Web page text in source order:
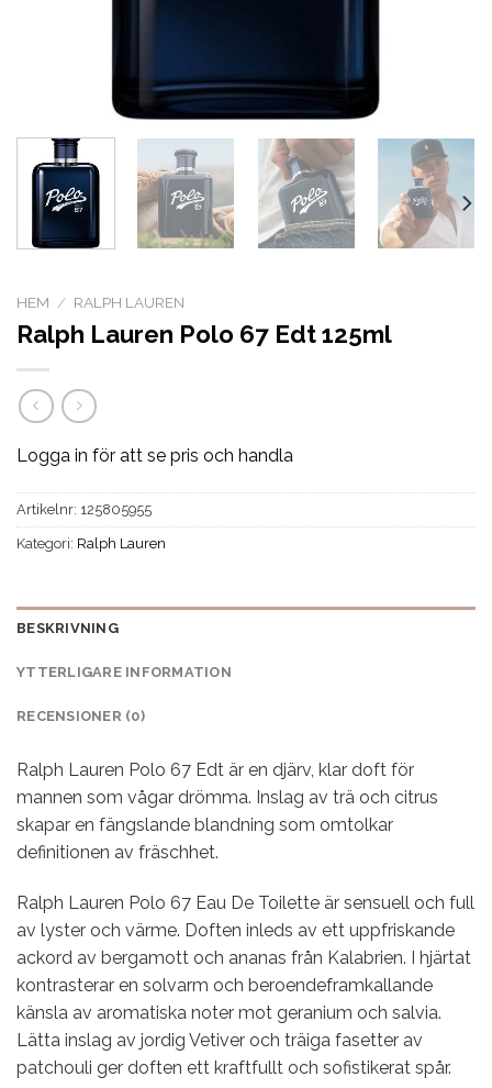
HEM / RALPH LAUREN
Ralph Lauren Polo 67 Edt 125ml
Logga in för att se pris och handla
Artikelnr: 125805955
Kategori: Ralph Lauren
BESKRIVNING
YTTERLIGARE INFORMATION
RECENSIONER (0)
Ralph Lauren Polo 67 Edt är en djärv, klar doft för
mannen som vågar drömma. Inslag av trä och citrus
skapar en fängslande blandning som omtolkar
definitionen av fräschhet.
Ralph Lauren Polo 67 Eau De Toilette är sensuell och full
av lyster och värme. Doften inleds av ett uppfriskande
ackord av bergamott och ananas från Kalabrien. I hjärtat
kontrasterar en solvarm och beroendeframkallande
känsla av aromatiska noter mot geranium och salvia.
Lätta inslag av jordig Vetiver och träiga fasetter av
patchouli ger doften ett kraftfullt och sofistikerat spår.